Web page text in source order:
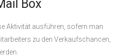
Box
Aktivität ausführen, sofern man
zu den Verkaufschancen,